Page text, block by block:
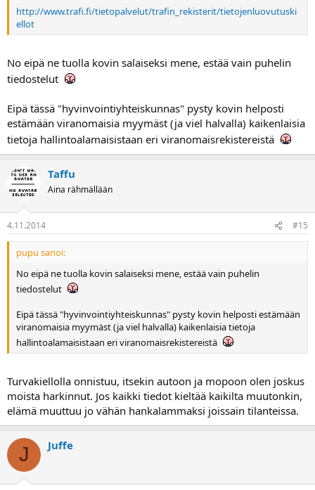
http://www.trafi.fi/tietopalvelut/trafin_rekisterit/tietojenluovutuski
ellot
No eipä ne tuolla kovin salaiseksi mene, estää vain puhelin
tiedostelut
Eipä tässä "hyvinvointiyhteiskunnas" pysty kovin helposti
estämään viranomaisia myymäst (ja viel halvalla) kaikenlaisia
tietoja hallintoalamaisistaan eri viranomaisrekistereistä
Taffu
Aina rähmällään
4.11.2014 #15
pupu sanoi:
No eipä ne tuolla kovin salaiseksi mene, estää vain puhelin
tiedostelut
Eipä tässä "hyvinvointiyhteiskunnas" pysty kovin helposti estämään
viranomaisia myymäst (ja viel halvalla) kaikenlaisia tietoja
hallintoalamaisistaan eri viranomaisrekistereistä
Turvakiellolla onnistuu, itsekin autoon ja mopoon olen joskus
moista harkinnut. Jos kaikki tiedot kieltää kaikilta muutonkin,
elämä muuttuu jo vähän hankalammaksi joissain tilanteissa.
J Juffe